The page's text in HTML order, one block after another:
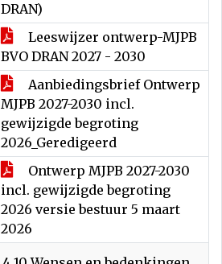
DRAN)
Leeswijzer ontwerp-MJPB
BVO DRAN 2027 - 2030
Aanbiedingsbrief Ontwerp
MJPB 2027-2030 incl.
gewijzigde begroting
2026_Geredigeerd
Ontwerp MJPB 2027-2030
incl. gewijzigde begroting
2026 versie bestuur 5 maart
2026